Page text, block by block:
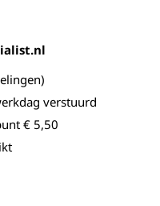
verstuurd
€ 5,50